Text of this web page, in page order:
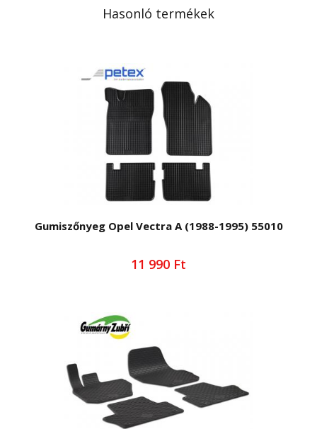
Hasonló termékek
Gumiszőnyeg Opel Vectra A (1988-1995) 55010
11 990 Ft